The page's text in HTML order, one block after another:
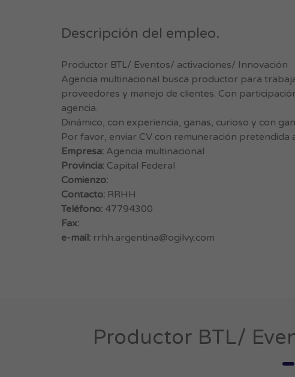
Descripción del empleo.
Productor BTL/ Eventos/ activaciones/ Innovación
Agencia multinacional busca productor para
proveedores y manejo de clientes. Con
agencia.
Dinámico, con experiencia, ganas, curioso y con
Por favor, enviar CV con remuneración pretendida
Empresa: Agencia multinacional
Provincia: Capital Federal
Comienzo:
Contacto: RRHH
Teléfono: 47794300
Fax:
e-mail: rrhh.argentina@ogilvy.com
Productor BTL/